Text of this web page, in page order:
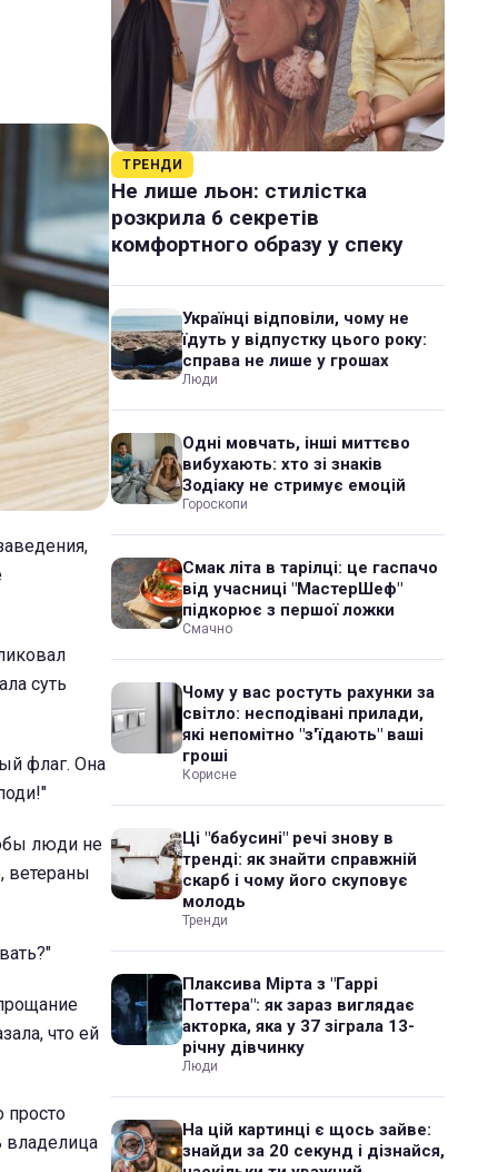
суть
флаг. Она
люди не
ветераны
что ей
просто
владелица
ТРЕНДИ
Не лише льон: стилістка
розкрила 6 секретів
комфортного образу у спеку
Українці відповіли, чому не
їдуть у відпустку цього року:
справа не лише у грошах
Люди
Одні мовчать, інші миттєво
вибухають: хто зі знаків
Зодіаку не стримує емоцій
Гороскопи
Смак літа в тарілці: це гаспачо
від учасниці "МастерШеф"
підкорює з першої ложки
Смачно
Чому у вас ростуть рахунки за
світло: несподівані прилади,
які непомітно "з'їдають" ваші
гроші
Корисне
Ці "бабусині" речі знову в
тренді: як знайти справжній
скарб і чому його скуповує
молодь
Тренди
Плаксива Мірта з "Гаррі
Поттера": як зараз виглядає
акторка, яка у 37 зіграла 13-
річну дівчинку
Люди
На цій картинці є щось зайве:
знайди за 20 секунд і дізнайся,